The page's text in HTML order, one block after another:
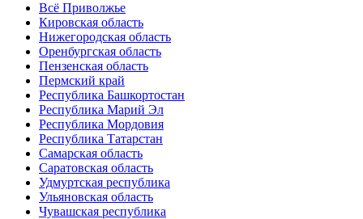
Всё Приволжье
Кировская область
Нижегородская область
Оренбургская область
Пензенская область
Пермский край
Республика Башкортостан
Республика Марий Эл
Республика Мордовия
Республика Татарстан
Самарская область
Саратовская область
Удмуртская республика
Ульяновская область
Чувашская республика